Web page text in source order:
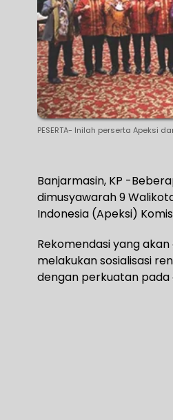
PESERTA- Inilah perserta Apeksi
Banjarmasin, KP -
dimusyawarah 9
Indonesia (Apeksi)
Rekomendasi yang
melakukan sosialisasi
dengan perkuatan pada